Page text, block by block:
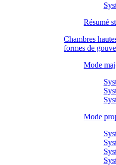
Résumé
Chambres
formes de
Mode
Mode